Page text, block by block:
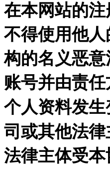
在本网站的
不得使用他
构的名义恶
账号并由责
个人资料发
司或其他法
法律主体受本